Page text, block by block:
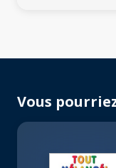
Vous